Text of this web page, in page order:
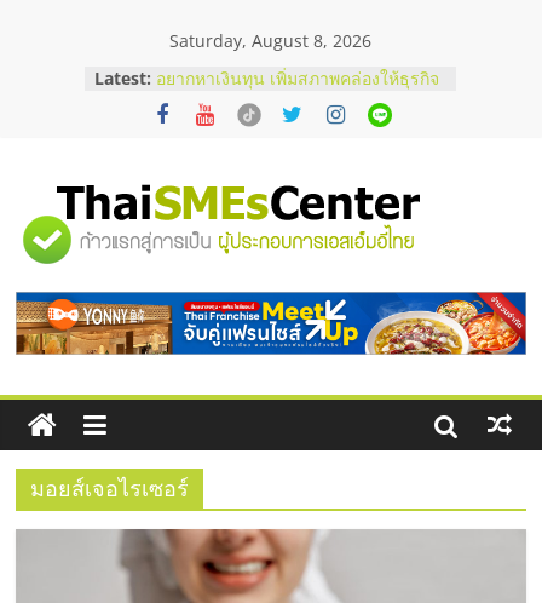
Saturday, August 8, 2026
Latest:
บริษัท Cybersecurity ในไทยที่ไหนดี?
วิธีเลือกผู้ให้บริการให้คุ้มค่าและตอบ
โจทย์ธุรกิจ
อยากหาเงินทุน เพิ่มสภาพคล่องให้ธุรกิจ
บริการน้ำมัน Shell
สัมมนาลงทุน แฟรนไชส์ยอนนี่
ThaiFranchise Meet Up จับคู่แฟรน
ร้านเครื่องเสียงคุณภาพสูง พร้อม
โซลูชันระบบภาพและเสียง
"ศูนย์
รวม
ข้อมูล
ธุรกิจ
SME
มอยส์เจอไรเซอร์